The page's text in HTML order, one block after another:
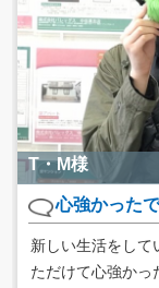
T・M様
心強かったで
新しい生活をして
ただけて心強かっ